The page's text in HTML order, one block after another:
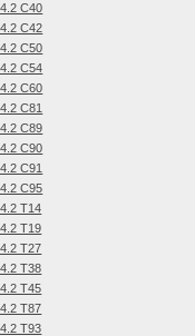
С40
С42
С50
С54
С60
С81
С89
С90
С91
С95
Т14
Т19
Т27
Т38
Т45
Т87
Т93